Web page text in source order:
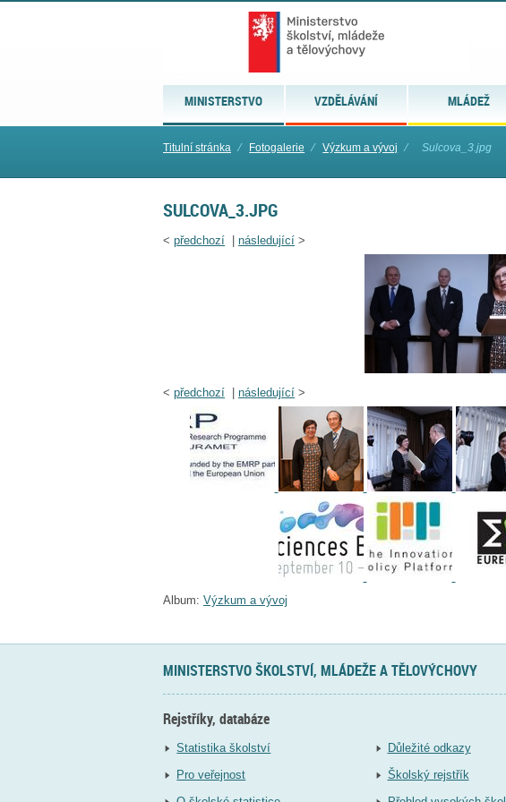
MINISTERSTVO VZDĚLÁVÁNÍ MLÁDEŽ
Titulní stránka ⁄ Fotogalerie ⁄ Výzkum a vývoj ⁄ Sulcova_3.jpg
SULCOVA_3.JPG
< předchozí následující >
< předchozí následující >
Album: Výzkum a vývoj
MINISTERSTVO ŠKOLSTVÍ, MLÁDEŽE A TĚLOVÝCHOVY
Rejstříky, databáze
Statistika školství
Pro veřejnost
Důležité odkazy
Školský rejstřík